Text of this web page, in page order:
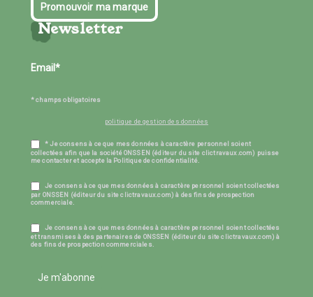
Promouvoir ma marque
Newsletter
* champs obligatoires
politique de gestion des données
* Je consens à ce que mes données à caractère personnel soient
collectées afin que la société ONSSEN (éditeur du site clictravaux.com) puisse
me contacter et accepte la Politique de confidentialité.
Je consens à ce que mes données à caractère personnel soient collectées
par ONSSEN (éditeur du site clictravaux.com) à des fins de prospection
commerciale.
Je consens à ce que mes données à caractère personnel soient collectées
et transmises à des partenaires de ONSSEN (éditeur du site clictravaux.com) à
des fins de prospection commerciales.
Je m'abonne